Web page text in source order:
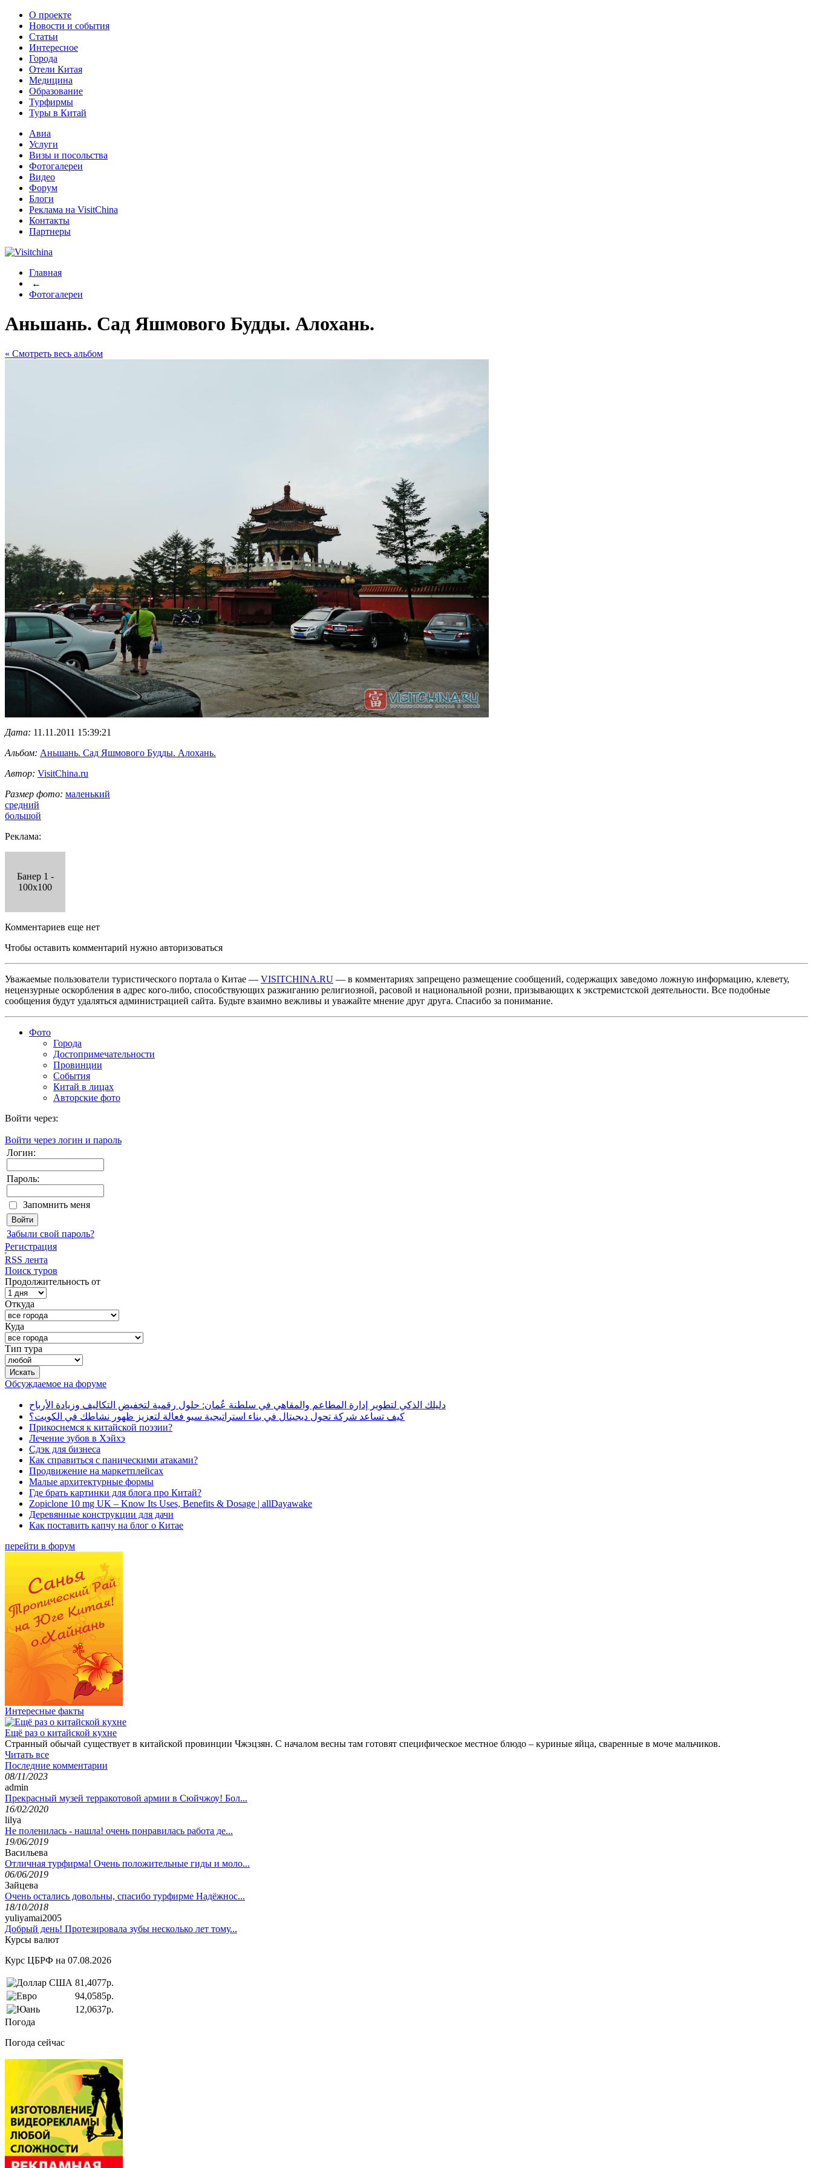
О проекте
Новости и события
Статьи
Интересное
Города
Отели Китая
Медицина
Образование
Турфирмы
Туры в Китай
Авиа
Услуги
Визы и посольства
Фотогалереи
Видео
Форум
Блоги
Реклама на VisitChina
Контакты
Партнеры
Главная
←
Фотогалереи
Аньшань. Сад Яшмового Будды. Алохань.
« Cмотреть весь альбом
Дата: 11.11.2011 15:39:21
Альбом: Аньшань. Сад Яшмового Будды. Алохань.
Автор: VisitChina.ru
Размер фото: маленький
средний
большой
Реклама:
Банер 1 -
100x100
Комментариев еще нет
Чтобы оставить комментарий нужно авторизоваться
Уважаемые пользователи туристического портала о Китае — VISITCHINA.RU — в комментариях запрещено размещение сообщений, содержащих заведомо ложную информацию, клевету,
нецензурные оскорбления в адрес кого-либо, способствующих разжиганию религиозной, расовой и национальной розни, призывающих к экстремистской деятельности. Все подобные
сообщения будут удаляться администрацией сайта. Будьте взаимно вежливы и уважайте мнение друг друга. Спасибо за понимание.
Фото
Города
Достопримечательности
Провинции
События
Китай в лицах
Авторские фото
Войти через:
Войти через логин и пароль
Логин:
Пароль:
Запомнить меня
Забыли свой пароль?
Регистрация
RSS лента
Поиск туров
Продолжительность от
Откуда
Куда
Тип тура
Обсуждаемое на форуме
دليلك الذكي لتطوير إدارة المطاعم والمقاهي في سلطنة عُمان: حلول رقمية لتخفيض التكاليف وزيادة الأرباح
كيف تساعد شركة تحول ديجيتال في بناء استراتيجية سيو فعالة لتعزيز ظهور نشاطك في الكويت؟
Прикоснемся к китайской поэзии?
Лечение зубов в Хэйхэ
Сдэк для бизнеса
Как справиться с паническими атаками?
Продвижение на маркетплейсах
Малые архитектурные формы
Где брать картинки для блога про Китай?
Zopiclone 10 mg UK – Know Its Uses, Benefits & Dosage | allDayawake
Деревянные конструкции для дачи
Как поставить капчу на блог о Китае
перейти в форум
Интересные факты
Ещё раз о китайской кухне
Странный обычай существует в китайской провинции Чжэцзян. С началом весны там готовят специфическое местное блюдо – куриные яйца, сваренные в моче мальчиков.
Читать все
Последние комментарии
08/11/2023
admin
Прекрасный музей терракотовой армии в Сюйчжоу! Бол...
16/02/2020
lilya
Не поленилась - нашла! очень понравилась работа де...
19/06/2019
Васильева
Отличная турфирма! Очень положительные гиды и моло...
06/06/2019
Зайцева
Очень остались довольны, спасибо турфирме Надёжнос...
18/10/2018
yuliyamai2005
Добрый день! Протезировала зубы несколько лет тому...
Курсы валют
Курс ЦБРФ на 07.08.2026
81,4077р.
94,0585р.
12,0637р.
Погода
Погода сейчас